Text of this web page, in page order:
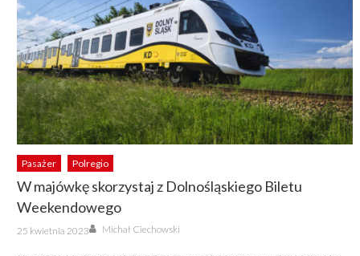
Pasażer Polregio
W majówkę skorzystaj z Dolnośląskiego Biletu
Weekendowego
Posted
on
25 kwietnia 2023 Author
Michał Ciechowski